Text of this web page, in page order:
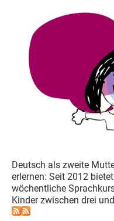
Deutsch als zweite
erlernen: Seit 2012
wöchentliche
Kinder zwischen drei